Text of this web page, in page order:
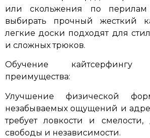
или скольжения по перилам
выбирать прочный жесткий
легкие доски подходят для
и сложных трюков.
Обучение
преимущества:
Улучшение физической
незабываемых ощущений и
требует ловкости и
свободы и независимости.